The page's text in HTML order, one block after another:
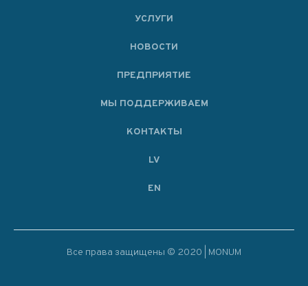
УСЛУГИ
НОВОСТИ
ПРЕДПРИЯТИЕ
МЫ ПОДДЕРЖИВАЕМ
KОНТАКТЫ
LV
EN
Все права защищены © 2020 | MONUM